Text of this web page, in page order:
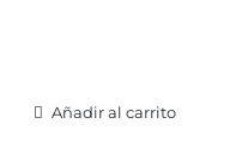
Añadir al carrito